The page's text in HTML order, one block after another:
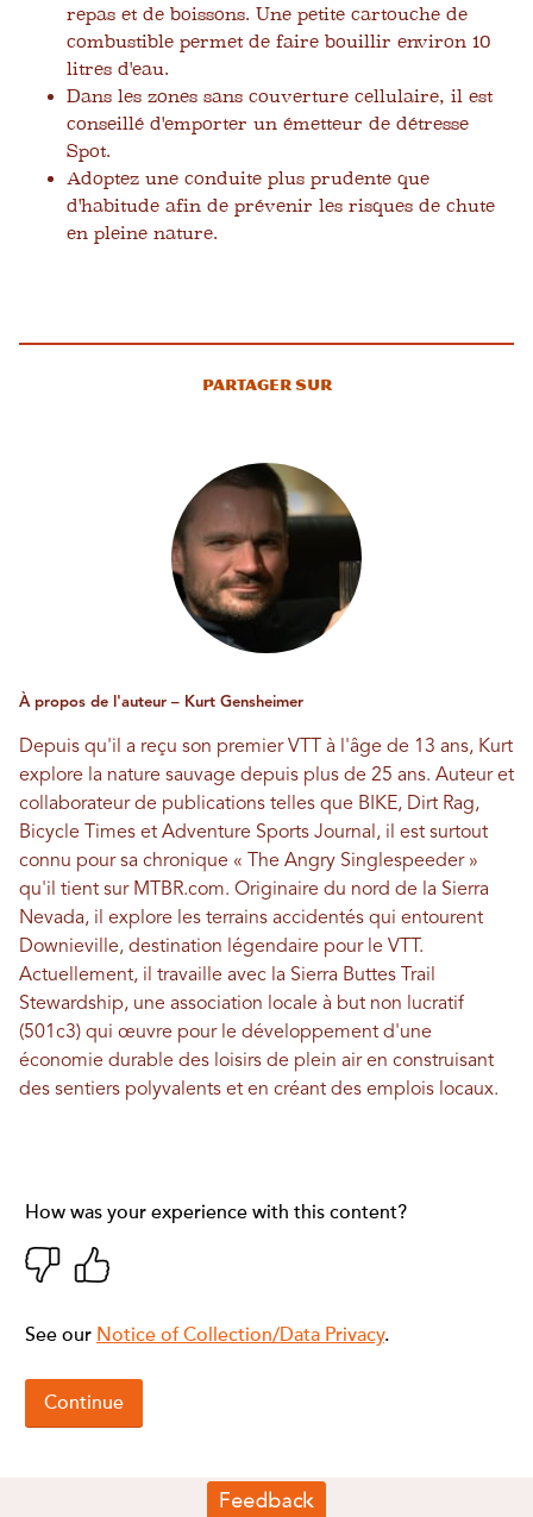
repas et de boissons. Une petite cartouche de
combustible permet de faire bouillir environ 10
litres d'eau.
Dans les zones sans couverture cellulaire, il est
conseillé d'emporter un émetteur de détresse
Spot.
Adoptez une conduite plus prudente que
d'habitude afin de prévenir les risques de chute
en pleine nature.
Partager sur
À propos de l'auteur – Kurt Gensheimer
Depuis qu'il a reçu son premier VTT à l'âge de 13 ans, Kurt
explore la nature sauvage depuis plus de 25 ans. Auteur et
collaborateur de publications telles que BIKE, Dirt Rag,
Bicycle Times et Adventure Sports Journal, il est surtout
connu pour sa chronique « The Angry Singlespeeder »
qu'il tient sur MTBR.com. Originaire du nord de la Sierra
Nevada, il explore les terrains accidentés qui entourent
Downieville, destination légendaire pour le VTT.
Actuellement, il travaille avec la Sierra Buttes Trail
Stewardship, une association locale à but non lucratif
(501c3) qui œuvre pour le développement d'une
économie durable des loisirs de plein air en construisant
des sentiers polyvalents et en créant des emplois locaux.